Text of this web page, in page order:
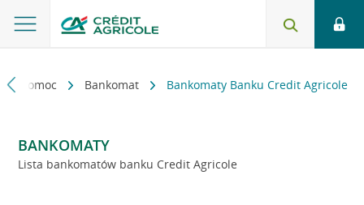
i pomoc Bankomat Bankomaty Banku Credit Agricole
BANKOMATY
Lista bankomatów banku Credit Agricole